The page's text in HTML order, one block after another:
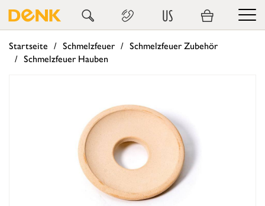
US
Startseite Schmelzfeuer
Schmelzfeuer Zubehör
Schmelzfeuer Hauben